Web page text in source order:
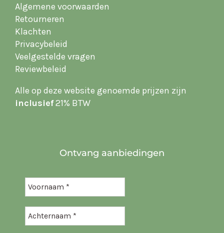
Algemene voorwaarden
Retourneren
Klachten
Privacybeleid
Veelgestelde vragen
Reviewbeleid
Alle op deze website genoemde prijzen zijn
inclusief21% BTW
Ontvang aanbiedingen